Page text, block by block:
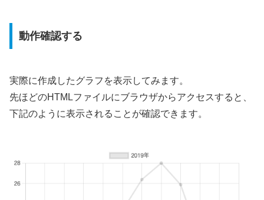
動作確認する
実際に作成したグラフを表示してみます。
先ほどのHTMLファイルにブラウザからアクセスすると、
下記のように表示されることが確認できます。